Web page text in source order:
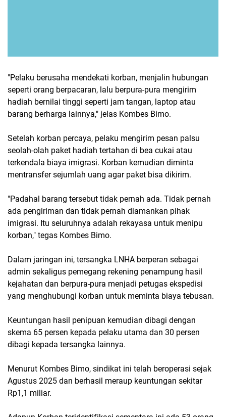
"Pelaku berusaha mendekati korban, menjalin hubungan
seperti orang berpacaran, lalu berpura-pura mengirim
hadiah bernilai tinggi seperti jam tangan, laptop atau
barang berharga lainnya," jelas Kombes Bimo.
Setelah korban percaya, pelaku mengirim pesan palsu
seolah-olah paket hadiah tertahan di bea cukai atau
terkendala biaya imigrasi. Korban kemudian diminta
mentransfer sejumlah uang agar paket bisa dikirim.
"Padahal barang tersebut tidak pernah ada. Tidak pernah
ada pengiriman dan tidak pernah diamankan pihak
imigrasi. Itu seluruhnya adalah rekayasa untuk menipu
korban," tegas Kombes Bimo.
Dalam jaringan ini, tersangka LNHA berperan sebagai
admin sekaligus pemegang rekening penampung hasil
kejahatan dan berpura-pura menjadi petugas ekspedisi
yang menghubungi korban untuk meminta biaya tebusan.
Keuntungan hasil penipuan kemudian dibagi dengan
skema 65 persen kepada pelaku utama dan 30 persen
dibagi kepada tersangka lainnya.
Menurut Kombes Bimo, sindikat ini telah beroperasi sejak
Agustus 2025 dan berhasil meraup keuntungan sekitar
Rp1,1 miliar.